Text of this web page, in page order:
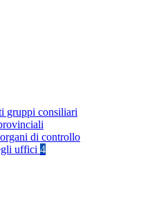
gruppi consiliari
di controllo
uffici 4